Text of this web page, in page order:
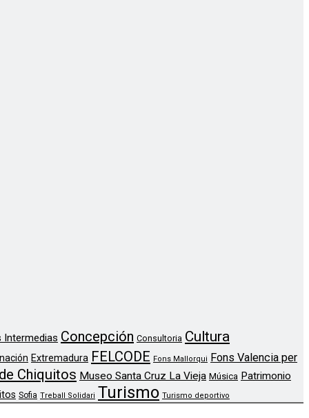
Intermedias Concepción Consultoria Cultura
Extremadura FELCODE Fons Mallorqui Fons Valencia per
Chiquitos Museo Santa Cruz La Vieja Música Patrimonio
Sofia Treball Solidari Turismo Turismo deportivo